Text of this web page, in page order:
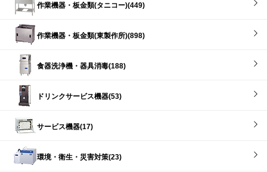
作業機器・板金類(タニコー)(449)
作業機器・板金類(東製作所)(898)
食器洗浄機・器具消毒(188)
ドリンクサービス機器(53)
サービス機器(17)
環境・衛生・災害対策(23)